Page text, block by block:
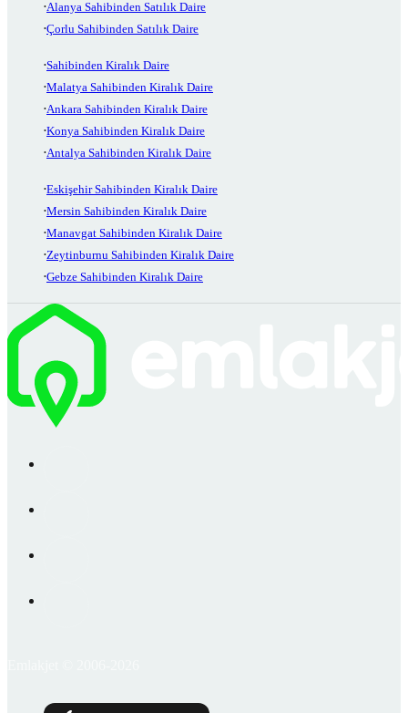
Alanya Sahibinden Satılık Daire
Çorlu Sahibinden Satılık Daire
Sahibinden Kiralık Daire
Malatya Sahibinden Kiralık Daire
Ankara Sahibinden Kiralık Daire
Konya Sahibinden Kiralık Daire
Antalya Sahibinden Kiralık Daire
Eskişehir Sahibinden Kiralık Daire
Mersin Sahibinden Kiralık Daire
Manavgat Sahibinden Kiralık Daire
Zeytinburnu Sahibinden Kiralık Daire
Gebze Sahibinden Kiralık Daire